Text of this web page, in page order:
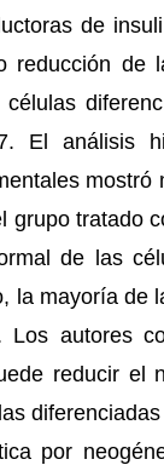
de
reducción
El análisis
grupo tratado
de las
la mayoría de
Los autores
reducir el
por